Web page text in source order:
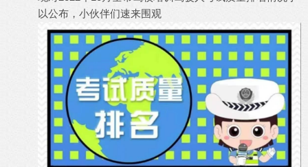
以公布，小伙伴们速来围观